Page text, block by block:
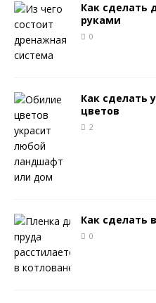
Как сделать
руками
0
Как сделать
цветов
2
Как сделать
0